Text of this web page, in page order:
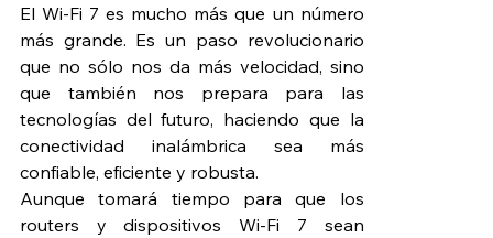
El Wi-Fi 7 es mucho más que un número
más grande. Es un paso revolucionario
que no sólo nos da más velocidad, sino
que también nos prepara para las
tecnologías del futuro, haciendo que la
conectividad inalámbrica sea más
confiable, eficiente y robusta.
Aunque tomará tiempo para que los
routers y dispositivos Wi-Fi 7 sean